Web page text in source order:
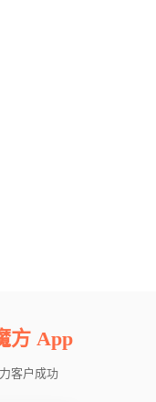
方 App
客户成功